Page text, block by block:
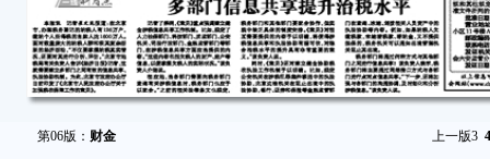
第06版： 财金 上一版3 4